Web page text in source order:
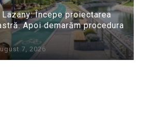
Lazany: Începe proiectarea
Apoi demarăm procedura
7, 2026